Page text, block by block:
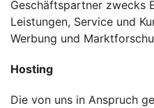
Geschäftspartner zwecks
Leistungen, Service und
Werbung und
Hosting
Die von uns in Anspruch